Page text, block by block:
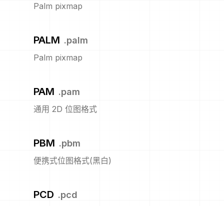
Palm pixmap
PALM .palm
Palm pixmap
PAM .pam
通用 2D 位图格式
PBM .pbm
便携式位图格式(黑白)
PCD .pcd